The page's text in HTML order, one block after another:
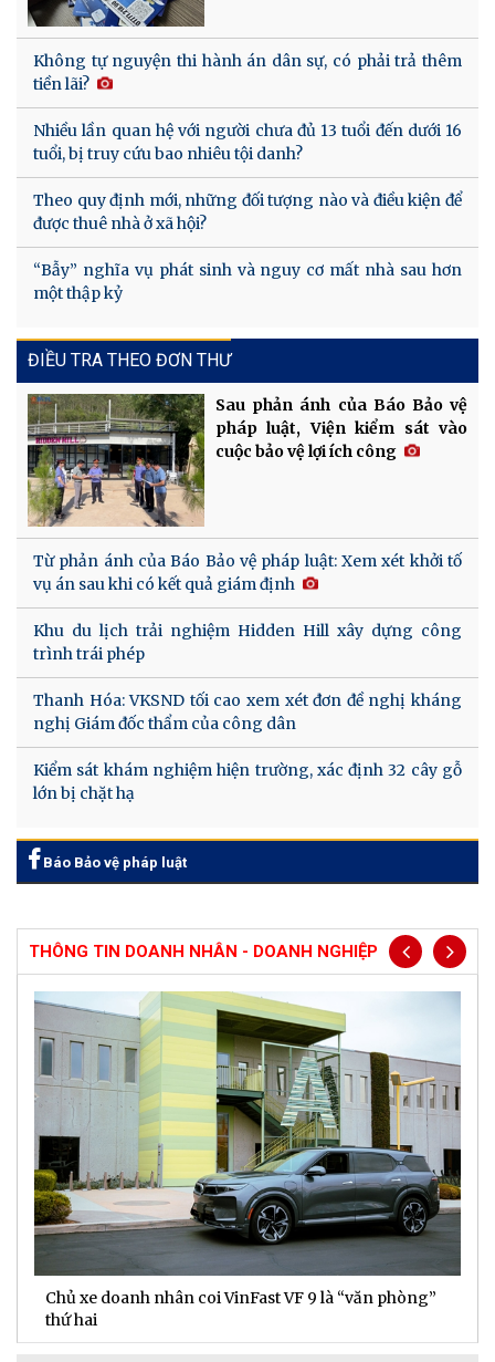
Không tự nguyện thi hành án dân sự, có phải trả thêm
tiền lãi?
Nhiều lần quan hệ với người chưa đủ 13 tuổi đến dưới 16
tuổi, bị truy cứu bao nhiêu tội danh?
Theo quy định mới, những đối tượng nào và điều kiện để
được thuê nhà ở xã hội?
“Bẫy” nghĩa vụ phát sinh và nguy cơ mất nhà sau hơn
một thập kỷ
ĐIỀU TRA THEO ĐƠN THƯ
Sau phản ánh của Báo Bảo vệ
pháp luật, Viện kiểm sát vào
cuộc bảo vệ lợi ích công
Từ phản ánh của Báo Bảo vệ pháp luật: Xem xét khởi tố
vụ án sau khi có kết quả giám định
Khu du lịch trải nghiệm Hidden Hill xây dựng công
trình trái phép
Thanh Hóa: VKSND tối cao xem xét đơn đề nghị kháng
nghị Giám đốc thẩm của công dân
Kiểm sát khám nghiệm hiện trường, xác định 32 cây gỗ
lớn bị chặt hạ
Báo Bảo vệ pháp luật
THÔNG TIN DOANH NHÂN - DOANH NGHIỆP
Chủ xe doanh nhân coi VinFast VF 9 là “văn phòng”
thứ hai